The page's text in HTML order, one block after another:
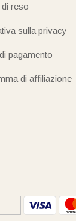
reso
sulla privacy
pagamento
di affiliazione